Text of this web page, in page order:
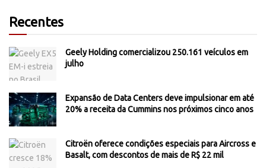
Recentes
Geely Holding comercializou 250.161 veículos em
julho
Expansão de Data Centers deve impulsionar em até
20% a receita da Cummins nos próximos cinco anos
Citroën oferece condições especiais para Aircross e
Basalt, com descontos de mais de R$ 22 mil